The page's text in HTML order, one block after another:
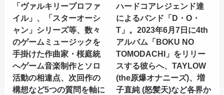
「ヴァルキリープロファ
イル」、「スターオーシ
ャン」シリーズ等、数々
のゲームミュージックを
手掛けた作曲家・桜庭統
へゲーム音楽制作とソロ
活動の相違点、次回作の
構想など5つの質問を軸に
ハードコアレジェンド達
によるバンド「D・O・
T」。2023年6月7日に4th
アルバム「BOKU NO
TOMODACHI」をリリー
スする彼らへ、TAYLOW
(the原爆オナニーズ)、増
子直純 (怒髪天)など各界か